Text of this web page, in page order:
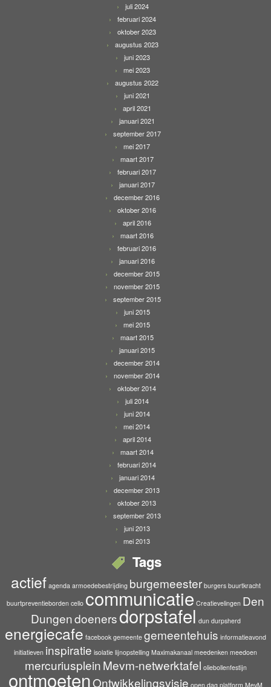
juli 2024
februari 2024
oktober 2023
augustus 2023
juni 2023
mei 2023
augustus 2022
juni 2021
april 2021
januari 2021
september 2017
mei 2017
maart 2017
februari 2017
januari 2017
december 2016
oktober 2016
april 2016
maart 2016
februari 2016
januari 2016
december 2015
november 2015
september 2015
juni 2015
mei 2015
maart 2015
januari 2015
december 2014
november 2014
oktober 2014
juli 2014
juni 2014
mei 2014
april 2014
maart 2014
februari 2014
januari 2014
december 2013
oktober 2013
september 2013
juni 2013
mei 2013
Tags
actief agenda armoedebestrijding burgemeester burgers buurtkracht
buurtpreventieborden cello communicatie Creatievelingen Den
Dungendoenersdorpstafel dun durpsherd
energiecafe facebook gemeente gemeentehuis informatieavond
initiatieven inspiratie isolatie lijnopstelling Maximakanaal meedenken meedoen
mercuriuspleinMevm-netwerktafel oliebollenfestijn
ontmoetenOntwikkelingsvisie open dag platform MevM